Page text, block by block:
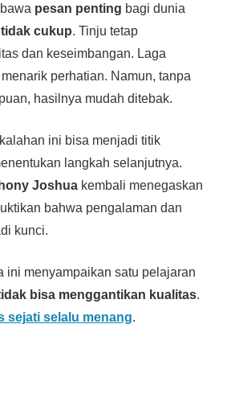
pesan penting bagi dunia
cukup. Tinju tetap
dan keseimbangan. Laga
perhatian. Namun, tanpa
hasilnya mudah ditebak.
ini bisa menjadi titik
langkah selanjutnya.
Joshuakembali menegaskan
bahwa pengalaman dan
kunci.
ini menyampaikan satu pelajaran
bisa menggantikan kualitas.
sejati selalu menang.